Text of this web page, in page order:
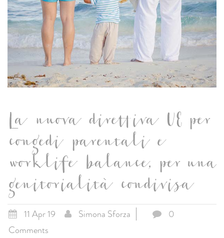
La nuova direttiva UE per
congedi parentali e
worklife balance, per una
genitorialità condivisa
11 Apr 19 Simona Sforza
0
Comments